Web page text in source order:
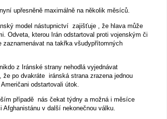
upřesněně maximálně na několik měsíců.
model nástupnictví zajišťuje , že hlava může
Odveta, kterou Irán odstartoval proti vojenským či
na takřka všudypřítomných
z Iránské strany nehodlá vyjednávat
že po dvakráte iránská strana zrazena jednou
odstartovali útok.
případě nás čekat týdny a možná i měsíce
v další nekonečnou válku.